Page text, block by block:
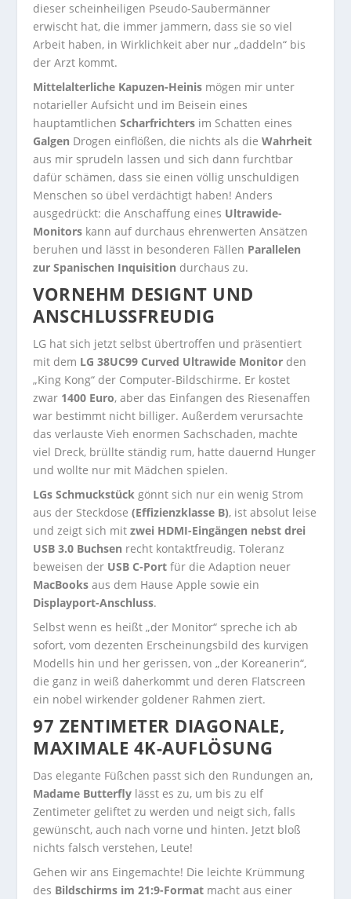
dieser scheinheiligen Pseudo-Saubermänner
erwischt hat, die immer jammern, dass sie so viel
Arbeit haben, in Wirklichkeit aber nur „daddeln“ bis
der Arzt kommt.
Mittelalterliche Kapuzen-Heinis mögen mir unter
notarieller Aufsicht und im Beisein eines
hauptamtlichenScharfrichters im Schatten eines
Galgen Drogen einflößen, die nichts als dieWahrheit
aus mir sprudeln lassen und sich dann furchtbar
dafür schämen, dass sie einen völlig unschuldigen
Menschen so übel verdächtigt haben! Anders
ausgedrückt: die Anschaffung eines Ultrawide-
Monitors kann auf durchaus ehrenwerten Ansätzen
beruhen und lässt in besonderen Fällen Parallelen
zur Spanischen Inquisition durchaus zu.
VORNEHM DESIGNT UND
ANSCHLUSSFREUDIG
LG hat sich jetzt selbst übertroffen und präsentiert
mit dem LG 38UC99 Curved Ultrawide Monitor den
„King Kong“ der Computer-Bildschirme. Er kostet
zwar 1400 Euro, aber das Einfangen des Riesenaffen
war bestimmt nicht billiger. Außerdem verursachte
das verlauste Vieh enormen Sachschaden, machte
viel Dreck, brüllte ständig rum, hatte dauernd Hunger
und wollte nur mit Mädchen spielen.
LGs Schmuckstück gönnt sich nur ein wenig Strom
aus der Steckdose(Effizienzklasse B), ist absolut leise
und zeigt sich mitzwei HDMI-Eingängen nebst drei
USB 3.0 Buchsen recht kontaktfreudig. Toleranz
beweisen der USB C-Port für die Adaption neuer
MacBooks aus dem Hause Apple sowie ein
Displayport-Anschluss.
Selbst wenn es heißt „der Monitor“ spreche ich ab
sofort, vom dezenten Erscheinungsbild des kurvigen
Modells hin und her gerissen, von „der Koreanerin“,
die ganz in weiß daherkommt und deren Flatscreen
ein nobel wirkender goldener Rahmen ziert.
97 ZENTIMETER DIAGONALE,
MAXIMALE 4K-AUFLÖSUNG
Das elegante Füßchen passt sich den Rundungen an,
Madame Butterfly lässt es zu, um bis zu elf
Zentimeter geliftet zu werden und neigt sich, falls
gewünscht, auch nach vorne und hinten. Jetzt bloß
nichts falsch verstehen, Leute!
Gehen wir ans Eingemachte! Die leichte Krümmung
des Bildschirms im 21:9-Format macht aus einer